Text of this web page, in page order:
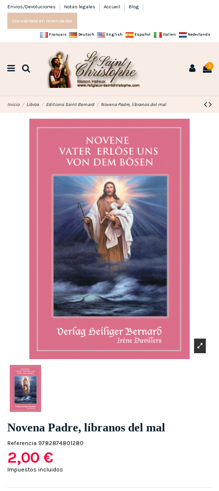
Envios/Devoluciones Notas legales Accueil Blog
Conviértete en revendedor
Français Deutsch English Español Italien Nederlands
0
Inicio Libros Editions Saint Bernard Novena Padre, líbranos del mal
Novena Padre, líbranos del mal
Referencia 9782874801280
2,00 €
Impuestos incluidos